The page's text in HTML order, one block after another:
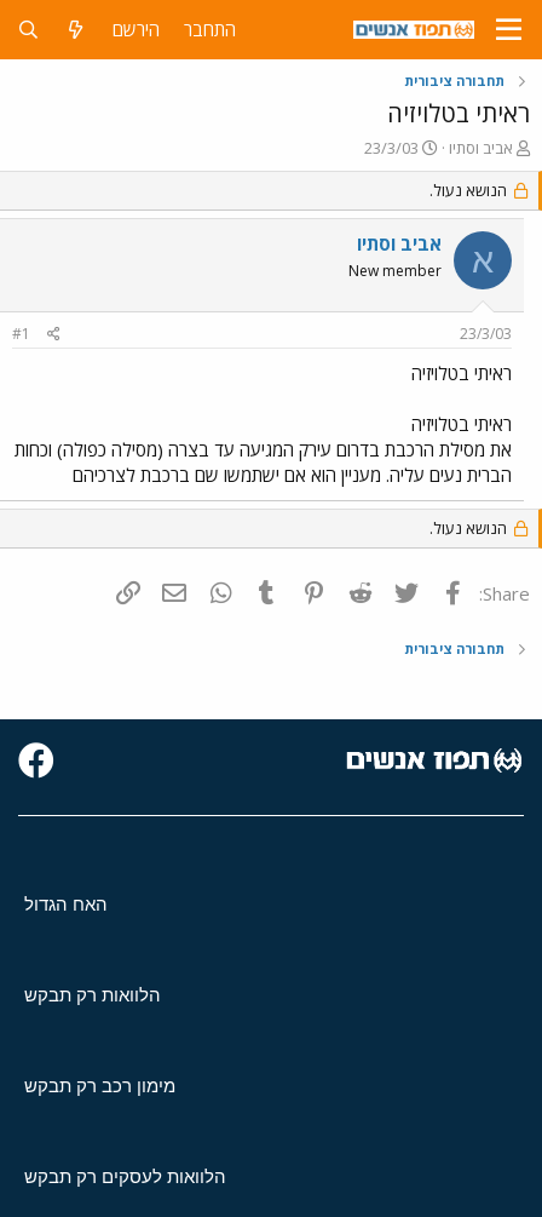
התחבר הירשם
תחבורה ציבורית
ראיתי בטלויזיה
פ
ו
ת
ח
נ
אביב וסתיו
פ
ו
ס
ם
ב
ת
ך
23/3/03
הנושא נעול.
א אביב וסתיו
New member
23/3/03
#1
ראיתי בטלויזיה
ראיתי בטלויזיה
את מסילת הרכבת בדרום עירק המגיעה עד בצרה (מסילה כפולה) וכחות
הברית נעים עליה. מעניין הוא אם ישתמשו שם ברכבת לצרכיהם
הנושא נעול.
Share: פייסבוק Twitter
Reddit
Pinterest
Tumblr
WhatsAppדואר אלקטרוני
תחבורה ציבורית
האח הגדול
הלוואות רק תבקש
מימון רכב רק תבקש
הלוואות לעסקים רק תבקש